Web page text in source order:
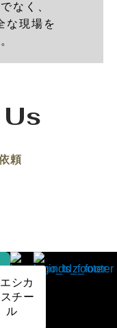
なく、
な現場を
頼